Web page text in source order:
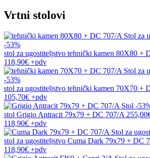
Vrtni stolovi
-53%
stol za ugostiteljstvo tehnički kamen 80X80 +
118,90€ +pdv
-53%
stol za ugostiteljstvo tehnički kamen 70X70 +
105,70€ +pdv
-
stol Grigio Antracit 79x79 + DC 707/A
118,90€ +pdv
stol za ugostiteljstvo Cuma Dark 79x79 + DC
118,90€ +pdv